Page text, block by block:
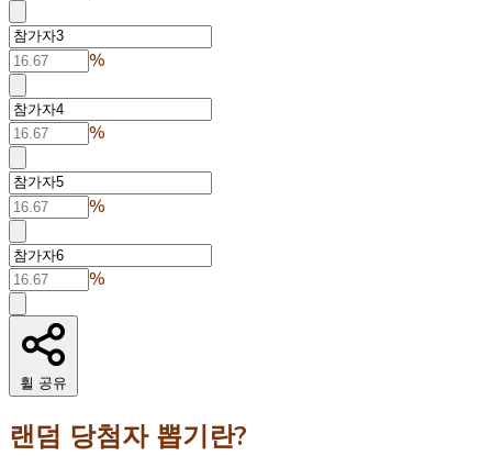
%
%
%
%
휠 공유
랜덤 당첨자 뽑기란?